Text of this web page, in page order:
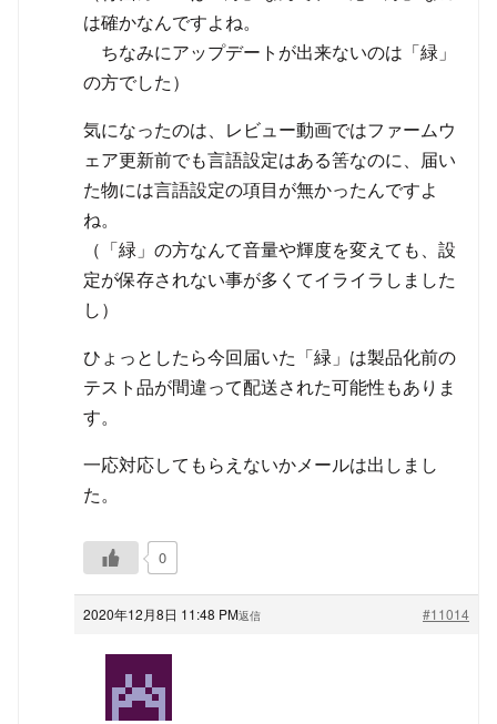
は確かなんですよね。
ちなみにアップデートが出来ないのは「緑」
の方でした）
気になったのは、レビュー動画ではファームウ
ェア更新前でも言語設定はある筈なのに、届い
た物には言語設定の項目が無かったんですよ
ね。
（「緑」の方なんて音量や輝度を変えても、設
定が保存されない事が多くてイライラしました
し）
ひょっとしたら今回届いた「緑」は製品化前の
テスト品が間違って配送された可能性もありま
す。
一応対応してもらえないかメールは出しまし
た。
0
2020年12月8日 11:48 PM #11014
返信